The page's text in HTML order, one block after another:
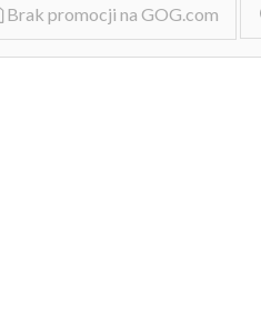
Brak promocji na GOG.com